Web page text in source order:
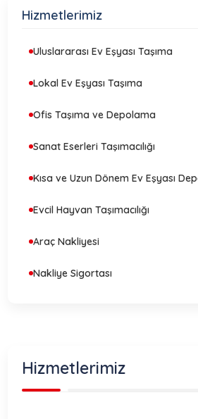
Hizmetlerimiz
Uluslararası Ev Eşyası Taşıma
Lokal Ev Eşyası Taşıma
Ofis Taşıma ve Depolama
Sanat Eserleri Taşımacılığı
Kısa ve Uzun Dönem Ev Eşyası
Evcil Hayvan Taşımacılığı
Araç Nakliyesi
Nakliye Sigortası
Hizmetlerimiz